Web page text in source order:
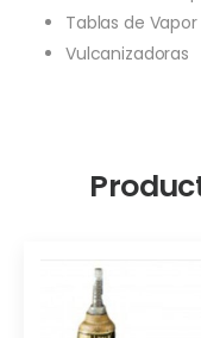
Tablas de Vapor
Vulcanizadoras